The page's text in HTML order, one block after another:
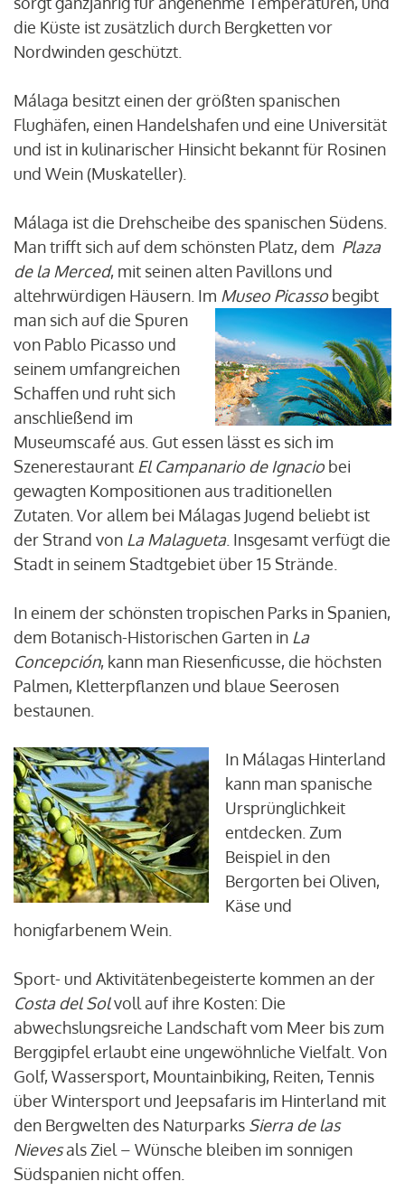
die Küste ist zusätzlich durch Bergketten vor
Nordwinden geschützt.
Málaga besitzt einen der größten spanischen
Flughäfen, einen Handelshafen und eine Universität
und ist in kulinarischer Hinsicht bekannt für Rosinen
und Wein (Muskateller).
Málaga ist die Drehscheibe des spanischen Südens.
Man trifft sich auf dem schönsten Platz, dem Plaza
de la Merced, mit seinen alten Pavillons und
altehrwürdigen Häusern. Im Museo Picassobegibt
man sich auf die Spuren
von Pablo Picasso und
seinem umfangreichen
Schaffen und ruht sich
anschließend im
Museumscafé aus. Gut essen lässt es sich im
Szenerestaurant El Campanario de Ignaciobei
gewagten Kompositionen aus traditionellen
Zutaten. Vor allem bei Málagas Jugend beliebt ist
der Strand von La Malagueta. Insgesamt verfügt die
Stadt in seinem Stadtgebiet über 15 Strände.
In einem der schönsten tropischen Parks in Spanien,
dem Botanisch-Historischen Garten in La
Concepción, kann man Riesenficusse, die höchsten
Palmen, Kletterpflanzen und blaue Seerosen
bestaunen.
In Málagas Hinterland
kann man spanische
Ursprünglichkeit
entdecken. Zum
Beispiel in den
Bergorten bei Oliven,
Käse und
honigfarbenem Wein.
Sport- und Aktivitätenbegeisterte kommen an der
Costa del Solvoll auf ihre Kosten: Die
abwechslungsreiche Landschaft vom Meer bis zum
Berggipfel erlaubt eine ungewöhnliche Vielfalt. Von
Golf, Wassersport, Mountainbiking, Reiten, Tennis
über Wintersport und Jeepsafaris im Hinterland mit
den Bergwelten des Naturparks Sierra de las
Nievesals Ziel – Wünsche bleiben im sonnigen
Südspanien nicht offen.